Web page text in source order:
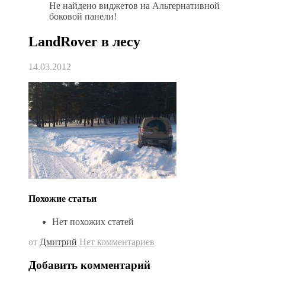
Не найдено виджетов на Альтернативной
боковой панели!
LandRover в лесу
14.03.2012
Похожие статьи
Нет похожих статей
от Дмитрий Нет комментариев
Добавить комментарий